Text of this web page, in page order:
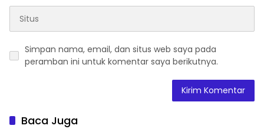
Simpan nama, email, dan situs web saya pada
peramban ini untuk komentar saya berikutnya.
Baca Juga